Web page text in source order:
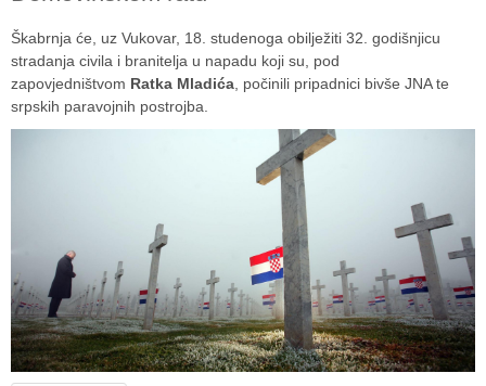
Škabrnja će, uz Vukovar, 18. studenoga obilježiti 32. godišnjicu
stradanja civila i branitelja u napadu koji su, pod
zapovjedništvom Ratka Mladića , počinili pripadnici bivše JNA te
srpskih paravojnih postrojba.